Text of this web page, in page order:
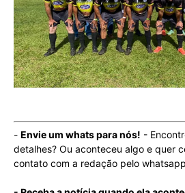
- Envie um whats para nós! -
detalhes? Ou aconteceu algo e quer
contato com a redação pelo